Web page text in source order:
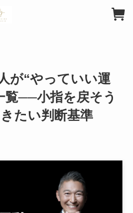
が“やっていい運
覧──小指を戻そう
たい判断基準